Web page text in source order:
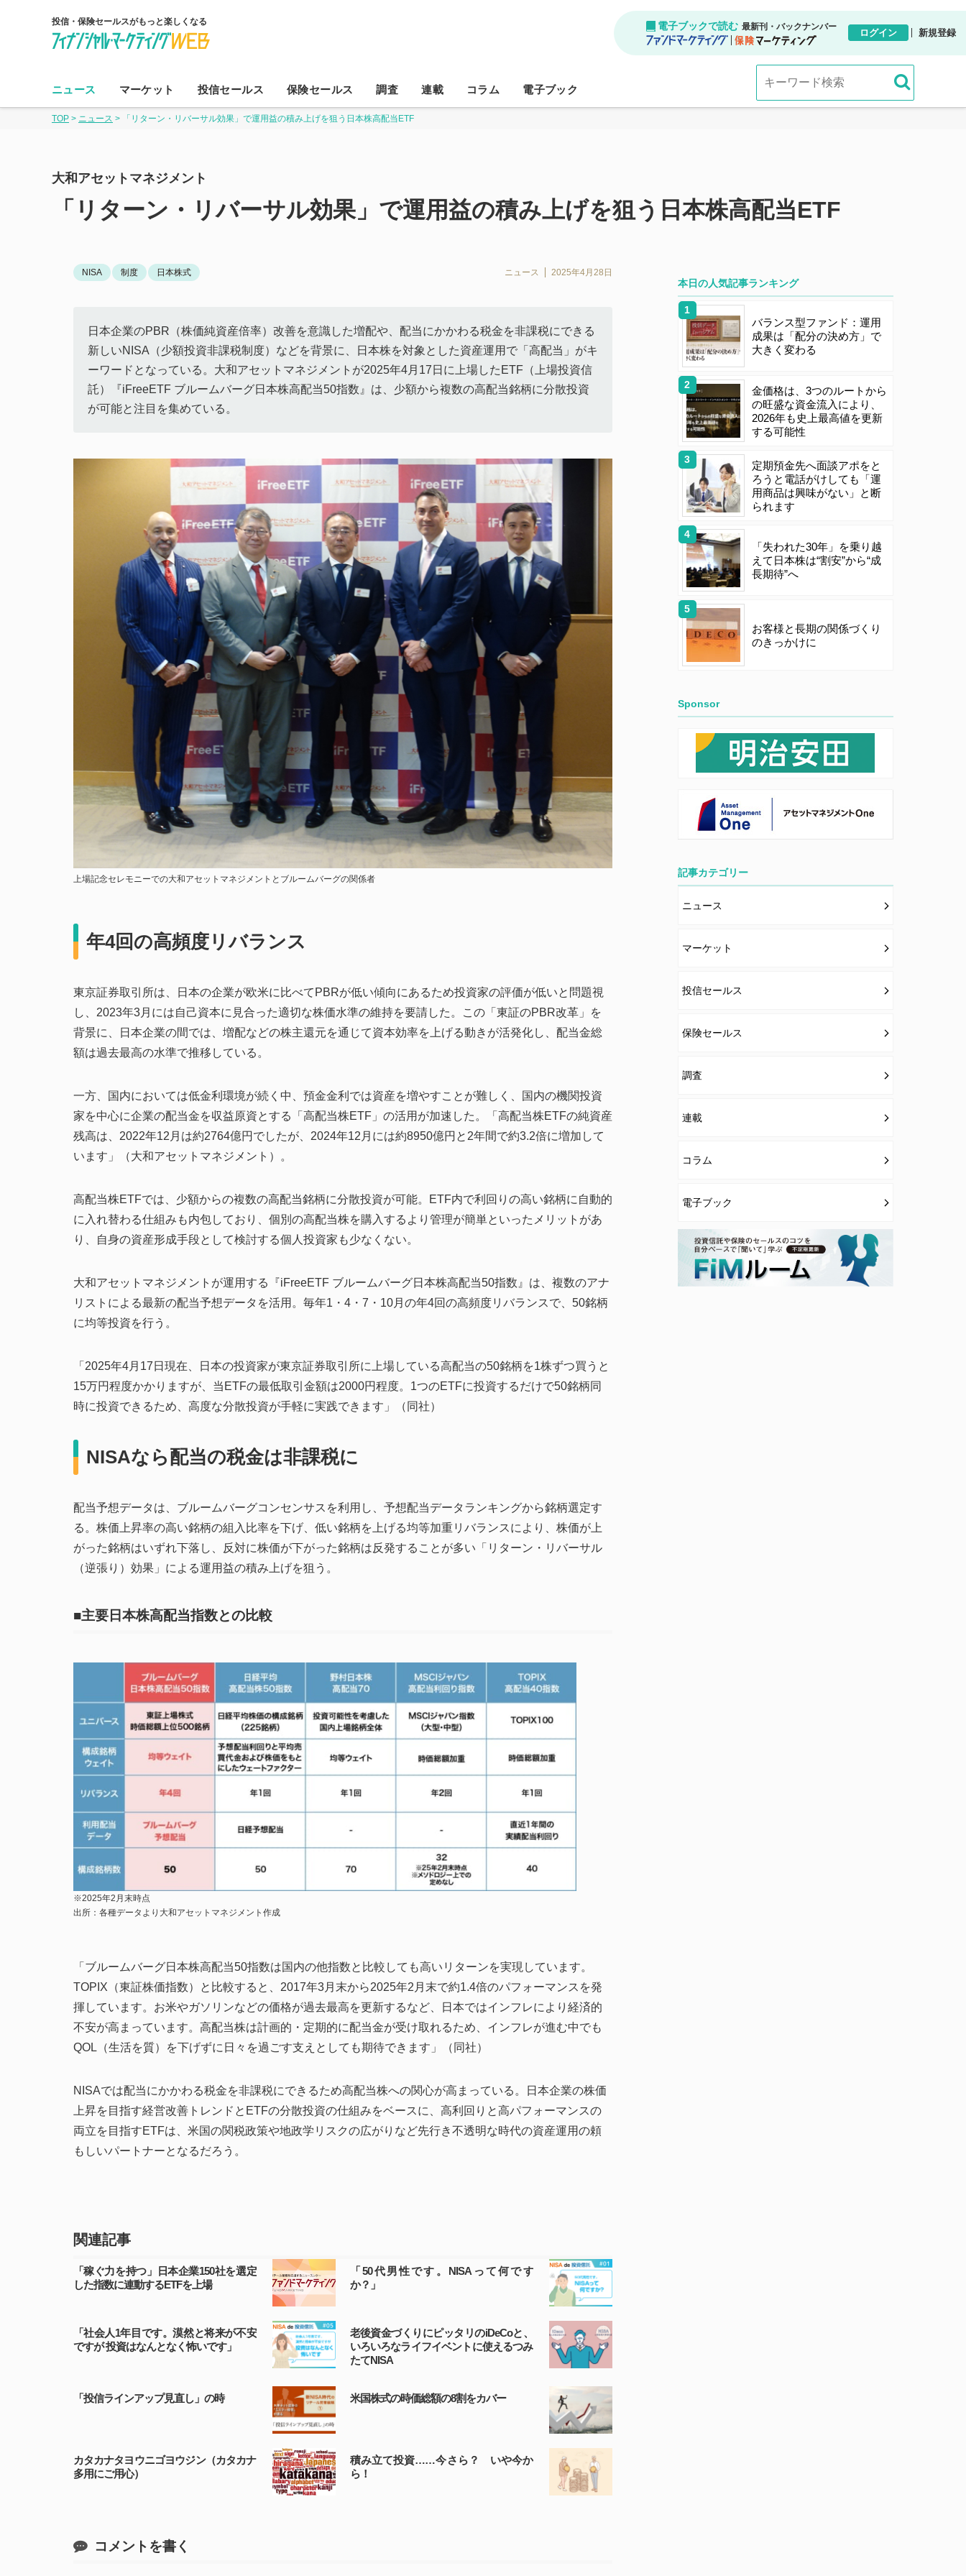
電子ブックで読む 最新刊・バックナンバー
ログイン 新規登録
投信・保険セールスがもっと楽しくなる
ニュース マーケット 投信セールス 保険セールス 調査 連載 コラム 電子ブック
TOP > ニュース > 「リターン・リバーサル効果」で運用益の積み上げを狙う日本株高配当ETF
大和アセットマネジメント
「リターン・リバーサル効果」で運用益の積み上げを狙う日本株高配当ETF
NISA 制度 日本株式 ニュース 2025年4月28日
日本企業のPBR（株価純資産倍率）改善を意識した増配や、配当にかかわる税金を非課税にできる
新しいNISA（少額投資非課税制度）などを背景に、日本株を対象とした資産運用で「高配当」がキ
ーワードとなっている。大和アセットマネジメントが2025年4月17日に上場したETF（上場投資信
託）『iFreeETF ブルームバーグ日本株高配当50指数』は、少額から複数の高配当銘柄に分散投資
が可能と注目を集めている。
上場記念セレモニーでの大和アセットマネジメントとブルームバーグの関係者
年4回の高頻度リバランス
東京証券取引所は、日本の企業が欧米に比べてPBRが低い傾向にあるため投資家の評価が低いと問題視
し、2023年3月には自己資本に見合った適切な株価水準の維持を要請した。この「東証のPBR改革」を
背景に、日本企業の間では、増配などの株主還元を通じて資本効率を上げる動きが活発化し、配当金総
額は過去最高の水準で推移している。
一方、国内においては低金利環境が続く中、預金金利では資産を増やすことが難しく、国内の機関投資
家を中心に企業の配当金を収益原資とする「高配当株ETF」の活用が加速した。「高配当株ETFの純資産
残高は、2022年12月は約2764億円でしたが、2024年12月には約8950億円と2年間で約3.2倍に増加して
います」（大和アセットマネジメント）。
高配当株ETFでは、少額からの複数の高配当銘柄に分散投資が可能。ETF内で利回りの高い銘柄に自動的
に入れ替わる仕組みも内包しており、個別の高配当株を購入するより管理が簡単といったメリットがあ
り、自身の資産形成手段として検討する個人投資家も少なくない。
大和アセットマネジメントが運用する『iFreeETF ブルームバーグ日本株高配当50指数』は、複数のアナ
リストによる最新の配当予想データを活用。毎年1・4・7・10月の年4回の高頻度リバランスで、50銘柄
に均等投資を行う。
「2025年4月17日現在、日本の投資家が東京証券取引所に上場している高配当の50銘柄を1株ずつ買うと
15万円程度かかりますが、当ETFの最低取引金額は2000円程度。1つのETFに投資するだけで50銘柄同
時に投資できるため、高度な分散投資が手軽に実践できます」（同社）
NISAなら配当の税金は非課税に
配当予想データは、ブルームバーグコンセンサスを利用し、予想配当データランキングから銘柄選定す
る。株価上昇率の高い銘柄の組入比率を下げ、低い銘柄を上げる均等加重リバランスにより、株価が上
がった銘柄はいずれ下落し、反対に株価が下がった銘柄は反発することが多い「リターン・リバーサル
（逆張り）効果」による運用益の積み上げを狙う。
■主要日本株高配当指数との比較
※2025年2月末時点
出所：各種データより大和アセットマネジメント作成
「ブルームバーグ日本株高配当50指数は国内の他指数と比較しても高いリターンを実現しています。
TOPIX（東証株価指数）と比較すると、2017年3月末から2025年2月末で約1.4倍のパフォーマンスを発
揮しています。お米やガソリンなどの価格が過去最高を更新するなど、日本ではインフレにより経済的
不安が高まっています。高配当株は計画的・定期的に配当金が受け取れるため、インフレが進む中でも
QOL（生活を質）を下げずに日々を過ごす支えとしても期待できます」（同社）
NISAでは配当にかかわる税金を非課税にできるため高配当株への関心が高まっている。日本企業の株価
上昇を目指す経営改善トレンドとETFの分散投資の仕組みをベースに、高利回りと高パフォーマンスの
両立を目指すETFは、米国の関税政策や地政学リスクの広がりなど先行き不透明な時代の資産運用の頼
もしいパートナーとなるだろう。
関連記事
「稼ぐ力を持つ」日本企業150社を選定
した指数に連動するETFを上場
「50代男性です。NISAって何です
か？」
「社会人1年目です。漠然と将来が不安
ですが 投資はなんとなく怖いです」
老後資金づくりにピッタリのiDeCoと、
いろいろなライフイベントに使えるつみ
たてNISA
「投信ラインアップ見直し」の時 米国株式の時価総額の8割をカバー
カタカナタヨウニゴヨウジン（カタカナ
多用にご用心）
積み立て投資……今さら？ いや今か
ら！
コメントを書く
本日の人気記事ランキング
バランス型ファンド：運用
成果は「配分の決め方」で
大きく変わる
金価格は、3つのルートから
の旺盛な資金流入により、
2026年も史上最高値を更新
する可能性
定期預金先へ面談アポをと
ろうと電話がけしても「運
用商品は興味がない」と断
られます
「失われた30年」を乗り越
えて日本株は“割安”から“成
長期待”へ
お客様と長期の関係づくり
のきっかけに
Sponsor
記事カテゴリー
ニュース
マーケット
投信セールス
保険セールス
調査
連載
コラム
電子ブック